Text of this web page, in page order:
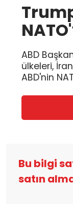
ABD
ülkeleri,
ABD'nin
Bu bilgi
satın